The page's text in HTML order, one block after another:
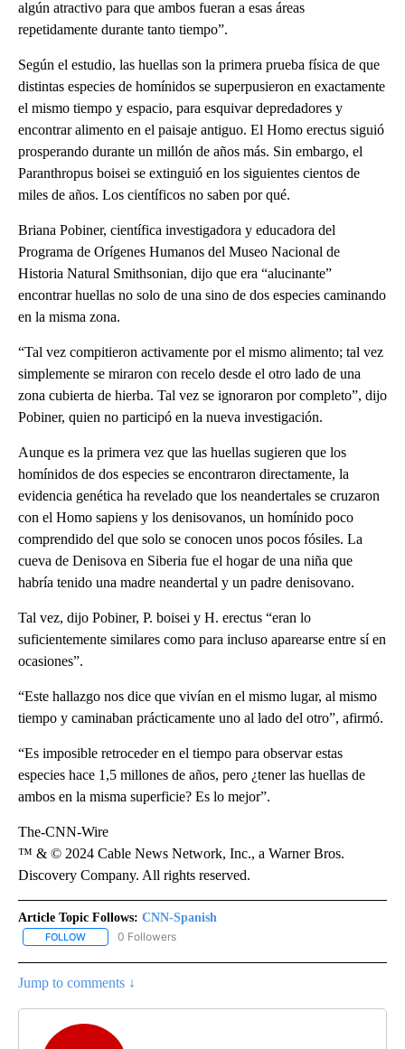
algún atractivo para que ambos fueran a esas áreas
repetidamente durante tanto tiempo”.
Según el estudio, las huellas son la primera prueba física de que
distintas especies de homínidos se superpusieron en exactamente
el mismo tiempo y espacio, para esquivar depredadores y
encontrar alimento en el paisaje antiguo. El Homo erectus siguió
prosperando durante un millón de años más. Sin embargo, el
Paranthropus boisei se extinguió en los siguientes cientos de
miles de años. Los científicos no saben por qué.
Briana Pobiner, científica investigadora y educadora del
Programa de Orígenes Humanos del Museo Nacional de
Historia Natural Smithsonian, dijo que era “alucinante”
encontrar huellas no solo de una sino de dos especies caminando
en la misma zona.
“Tal vez compitieron activamente por el mismo alimento; tal vez
simplemente se miraron con recelo desde el otro lado de una
zona cubierta de hierba. Tal vez se ignoraron por completo”, dijo
Pobiner, quien no participó en la nueva investigación.
Aunque es la primera vez que las huellas sugieren que los
homínidos de dos especies se encontraron directamente, la
evidencia genética ha revelado que los neandertales se cruzaron
con el Homo sapiens y los denisovanos, un homínido poco
comprendido del que solo se conocen unos pocos fósiles. La
cueva de Denisova en Siberia fue el hogar de una niña que
habría tenido una madre neandertal y un padre denisovano.
Tal vez, dijo Pobiner, P. boisei y H. erectus “eran lo
suficientemente similares como para incluso aparearse entre sí en
ocasiones”.
“Este hallazgo nos dice que vivían en el mismo lugar, al mismo
tiempo y caminaban prácticamente uno al lado del otro”, afirmó.
“Es imposible retroceder en el tiempo para observar estas
especies hace 1,5 millones de años, pero ¿tener las huellas de
ambos en la misma superficie? Es lo mejor”.
The-CNN-Wire
™ & © 2024 Cable News Network, Inc., a Warner Bros.
Discovery Company. All rights reserved.
Article Topic Follows: CNN-Spanish
FOLLOW FOLLOW "CNN-SPANISH" TO RECEIVE NOTIFICATIONS ABOUT
0 Followers
Jump to comments ↓